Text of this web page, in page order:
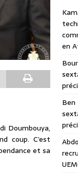
Doumbouya,
coup. C’est
et sa
en
Ben